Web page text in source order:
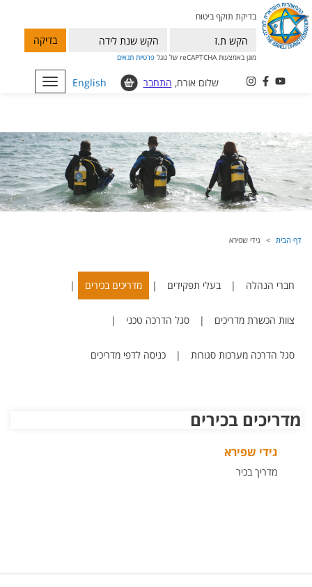
בדיקת תוקף ביטוח
בדיקה
מוגן באמצעות reCAPTCHA של גוגל פרטיות תנאים
Toggle
navigation
English שלום אורח, התחבר
דף הבית גידי שפירא
חברי הנהלה | בעלי תפקידים | מדריכים בכירים |
צוות הכשרת מדריכים | סגל הדרכה טכני |
סגל הדרכה מערכות סגורות | כניסה לדפי מדריכים
מדריכים בכירים
גידי שפירא
מדריך בכיר